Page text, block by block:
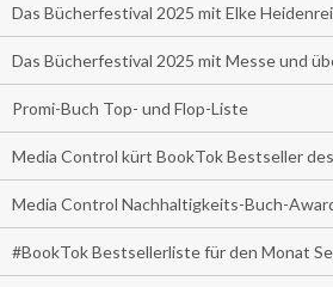
Das Bücherfestival 2025 mit Elke
Das Bücherfestival 2025 mit Messe und
Promi-Buch Top- und Flop-Liste
Media Control kürt BookTok Bestseller
Media Control Nachhaltigkeits-Buch-
#BookTok Bestsellerliste für den Monat